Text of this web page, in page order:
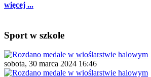
więcej ...
Sport w szkole
sobota, 30 marca 2024 16:46